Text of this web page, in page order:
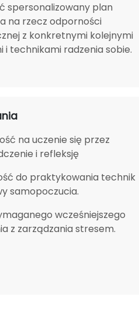
spersonalizowany plan
na rzecz odporności
z konkretnymi kolejnymi
i technikami radzenia sobie.
na uczenie się przez
i refleksję
do praktykowania technik
samopoczucia.
wcześniejszego
z zarządzania stresem.